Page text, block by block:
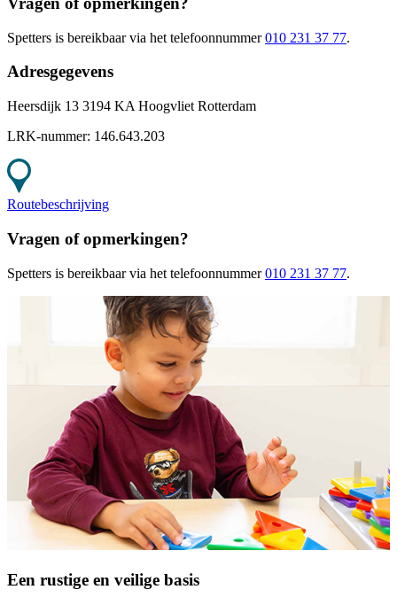
Spetters is bereikbaar via het telefoonnummer 010 231 37 77.
Adresgegevens
Heersdijk 13 3194 KA Hoogvliet Rotterdam
LRK-nummer: 146.643.203
Routebeschrijving
Vragen of opmerkingen?
Spetters is bereikbaar via het telefoonnummer 010 231 37 77.
Een rustige en veilige basis